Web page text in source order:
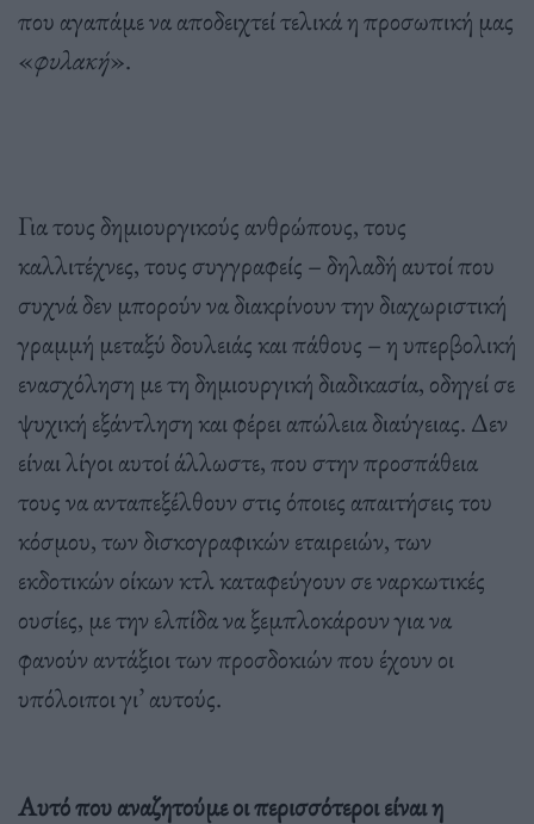
που αγαπάμε να αποδειχτεί τελικά η προσωπική μας
«φυλακή».
Για τους δημιουργικούς ανθρώπους, τους
καλλιτέχνες, τους συγγραφείς – δηλαδή αυτοί που
συχνά δεν μπορούν να διακρίνουν την διαχωριστική
γραμμή μεταξύ δουλειάς και πάθους – η υπερβολική
ενασχόληση με τη δημιουργική διαδικασία, οδηγεί σε
ψυχική εξάντληση και φέρει απώλεια διαύγειας. Δεν
είναι λίγοι αυτοί άλλωστε, που στην προσπάθεια
τους να ανταπεξέλθουν στις όποιες απαιτήσεις του
κόσμου, των δισκογραφικών εταιρειών, των
εκδοτικών οίκων κτλ καταφεύγουν σε ναρκωτικές
ουσίες, με την ελπίδα να ξεμπλοκάρουν για να
φανούν αντάξιοι των προσδοκιών που έχουν οι
υπόλοιποι γι’ αυτούς.
Αυτό που αναζητούμε οι περισσότεροι είναι η